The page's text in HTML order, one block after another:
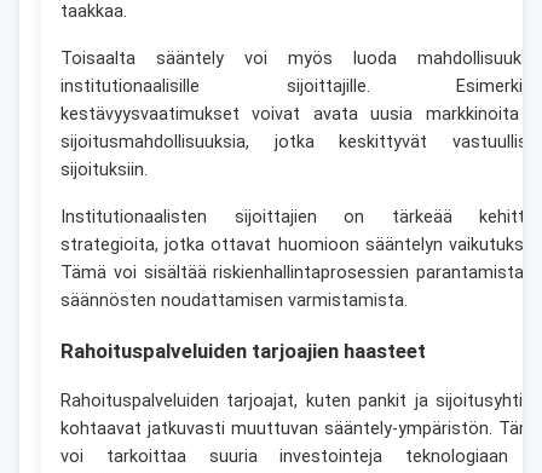
taakkaa.
Toisaalta sääntely voi myös luoda
institutionaalisille sijoittajille.
kestävyysvaatimukset voivat avata uusia markkinoita
sijoitusmahdollisuuksia, jotka keskittyvät
sijoituksiin.
Institutionaalisten sijoittajien on tärkeää
strategioita, jotka ottavat huomioon sääntelyn
Tämä voi sisältää riskienhallintaprosessien parantamista
säännösten noudattamisen varmistamista.
Rahoituspalveluiden tarjoajien haasteet
Rahoituspalveluiden tarjoajat, kuten pankit ja
kohtaavat jatkuvasti muuttuvan sääntely-ympäristön.
voi tarkoittaa suuria investointeja teknologiaan